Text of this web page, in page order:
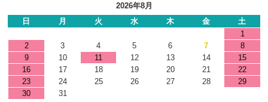
2026年8月
日
月 火 水 木 金
土
1
2
3 4 5 6 7
8
9
10 11 12 13 14
15
16
17 18 19 20 21
22
23
24 25 26 27 28
29
30
31